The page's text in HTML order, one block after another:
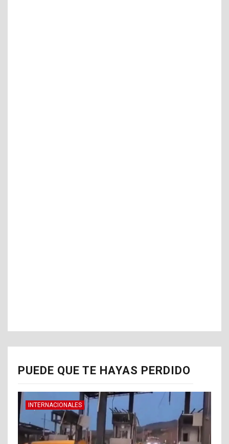
PUEDE QUE TE HAYAS PERDIDO
INTERNACIONALES